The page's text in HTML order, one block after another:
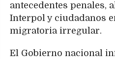
antecedentes penales,
Interpol y ciudadanos
migratoria irregular.
El Gobierno nacional